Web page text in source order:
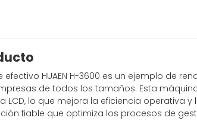
HUAEN H-3600 es un ejemplo de
de todos los tamaños. Esta
LCD, lo que mejora la eficiencia operativa
fiable que optimiza los procesos de